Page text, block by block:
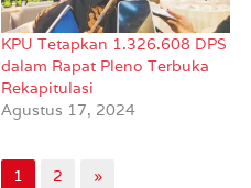
KPU Tetapkan 1.326.608 DPS
dalam Rapat Pleno Terbuka
Rekapitulasi
Agustus 17, 2024
1 2 »